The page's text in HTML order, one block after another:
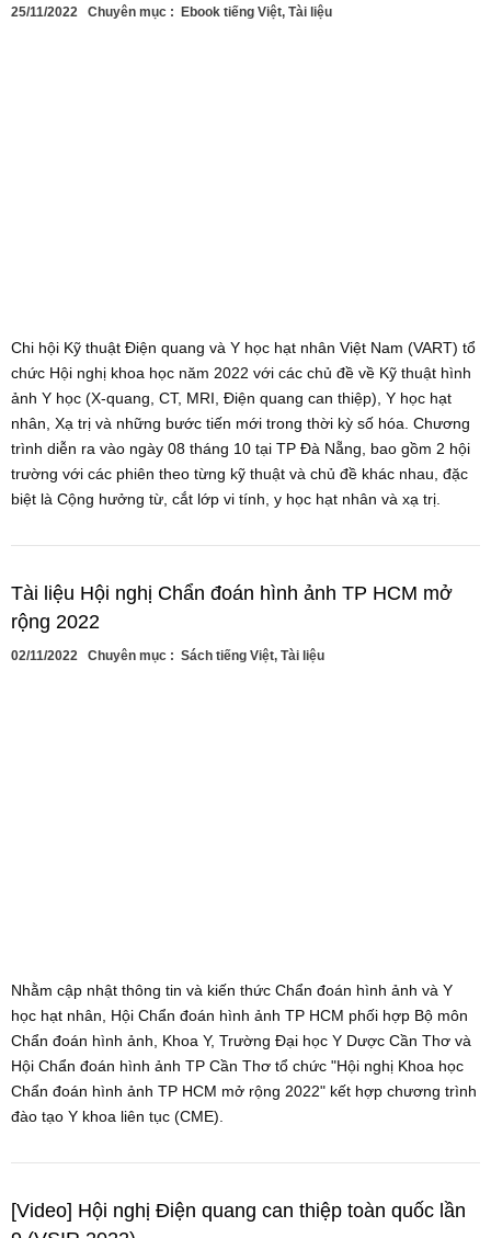
25/11/2022 Chuyên mục : Ebook tiếng Việt, Tài liệu
Chi hội Kỹ thuật Điện quang và Y học hạt nhân Việt Nam (VART) tổ
chức Hội nghị khoa học năm 2022 với các chủ đề về Kỹ thuật hình
ảnh Y học (X-quang, CT, MRI, Điện quang can thiệp), Y học hạt
nhân, Xạ trị và những bước tiến mới trong thời kỳ số hóa. Chương
trình diễn ra vào ngày 08 tháng 10 tại TP Đà Nẵng, bao gồm 2 hội
trường với các phiên theo từng kỹ thuật và chủ đề khác nhau, đặc
biệt là Cộng hưởng từ, cắt lớp vi tính, y học hạt nhân và xạ trị.
Tài liệu Hội nghị Chẩn đoán hình ảnh TP HCM mở
rộng 2022
02/11/2022 Chuyên mục : Sách tiếng Việt, Tài liệu
Nhằm cập nhật thông tin và kiến thức Chẩn đoán hình ảnh và Y
học hạt nhân, Hội Chẩn đoán hình ảnh TP HCM phối hợp Bộ môn
Chẩn đoán hình ảnh, Khoa Y, Trường Đại học Y Dược Cần Thơ và
Hội Chẩn đoán hình ảnh TP Cần Thơ tổ chức "Hội nghị Khoa học
Chẩn đoán hình ảnh TP HCM mở rộng 2022" kết hợp chương trình
đào tạo Y khoa liên tục (CME).
[Video] Hội nghị Điện quang can thiệp toàn quốc lần